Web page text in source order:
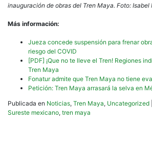
inauguración de obras del Tren Maya. Foto:
Más información:
Jueza concede suspensión para frenar
riesgo del COVID
[PDF] ¡Que no te lleve el Tren! Regiones
Tren Maya
Fonatur admite que Tren Maya no tiene
Petición: Tren Maya arrasará la selva en
Publicada en Noticias, Tren Maya, Uncategorized
Sureste mexicano, tren maya